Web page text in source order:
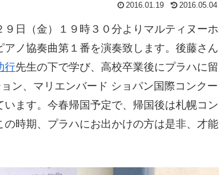
2016.01.19 2016.05.04
日（金）１９時３０分よりマルティヌーホ
ノ協奏曲第１番を演奏致します。後藤さん
行先生の下で学び、高校卒業後にプラハに留
ン、マリエンバード ショパン国際コンクー
ます。今春帰国予定で、帰国後は札幌コン
時期、プラハにお出かけの方は是非、才能